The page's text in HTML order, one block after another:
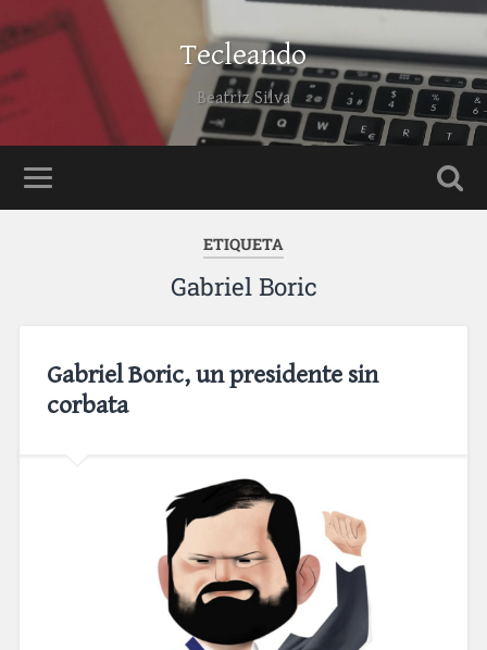
Tecleando
Beatriz Silva
ETIQUETA
Gabriel Boric
Gabriel Boric, un presidente sin
corbata